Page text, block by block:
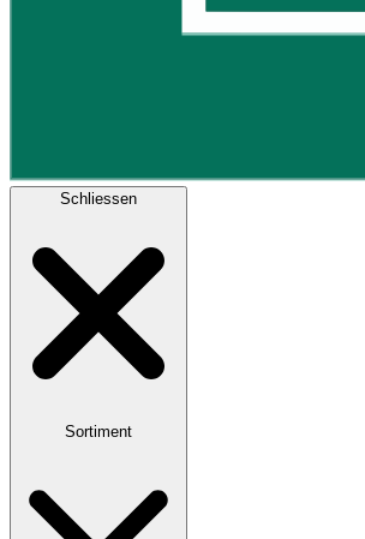
Schliessen
Sortiment